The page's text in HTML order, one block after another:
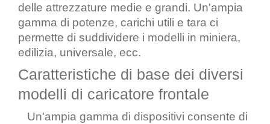
delle attrezzature medie e grandi. Un'ampia
gamma di potenze, carichi utili e tara ci
permette di suddividere i modelli in miniera,
edilizia, universale, ecc.
Caratteristiche di base dei diversi
modelli di caricatore frontale
Un'ampia gamma di dispositivi consente di